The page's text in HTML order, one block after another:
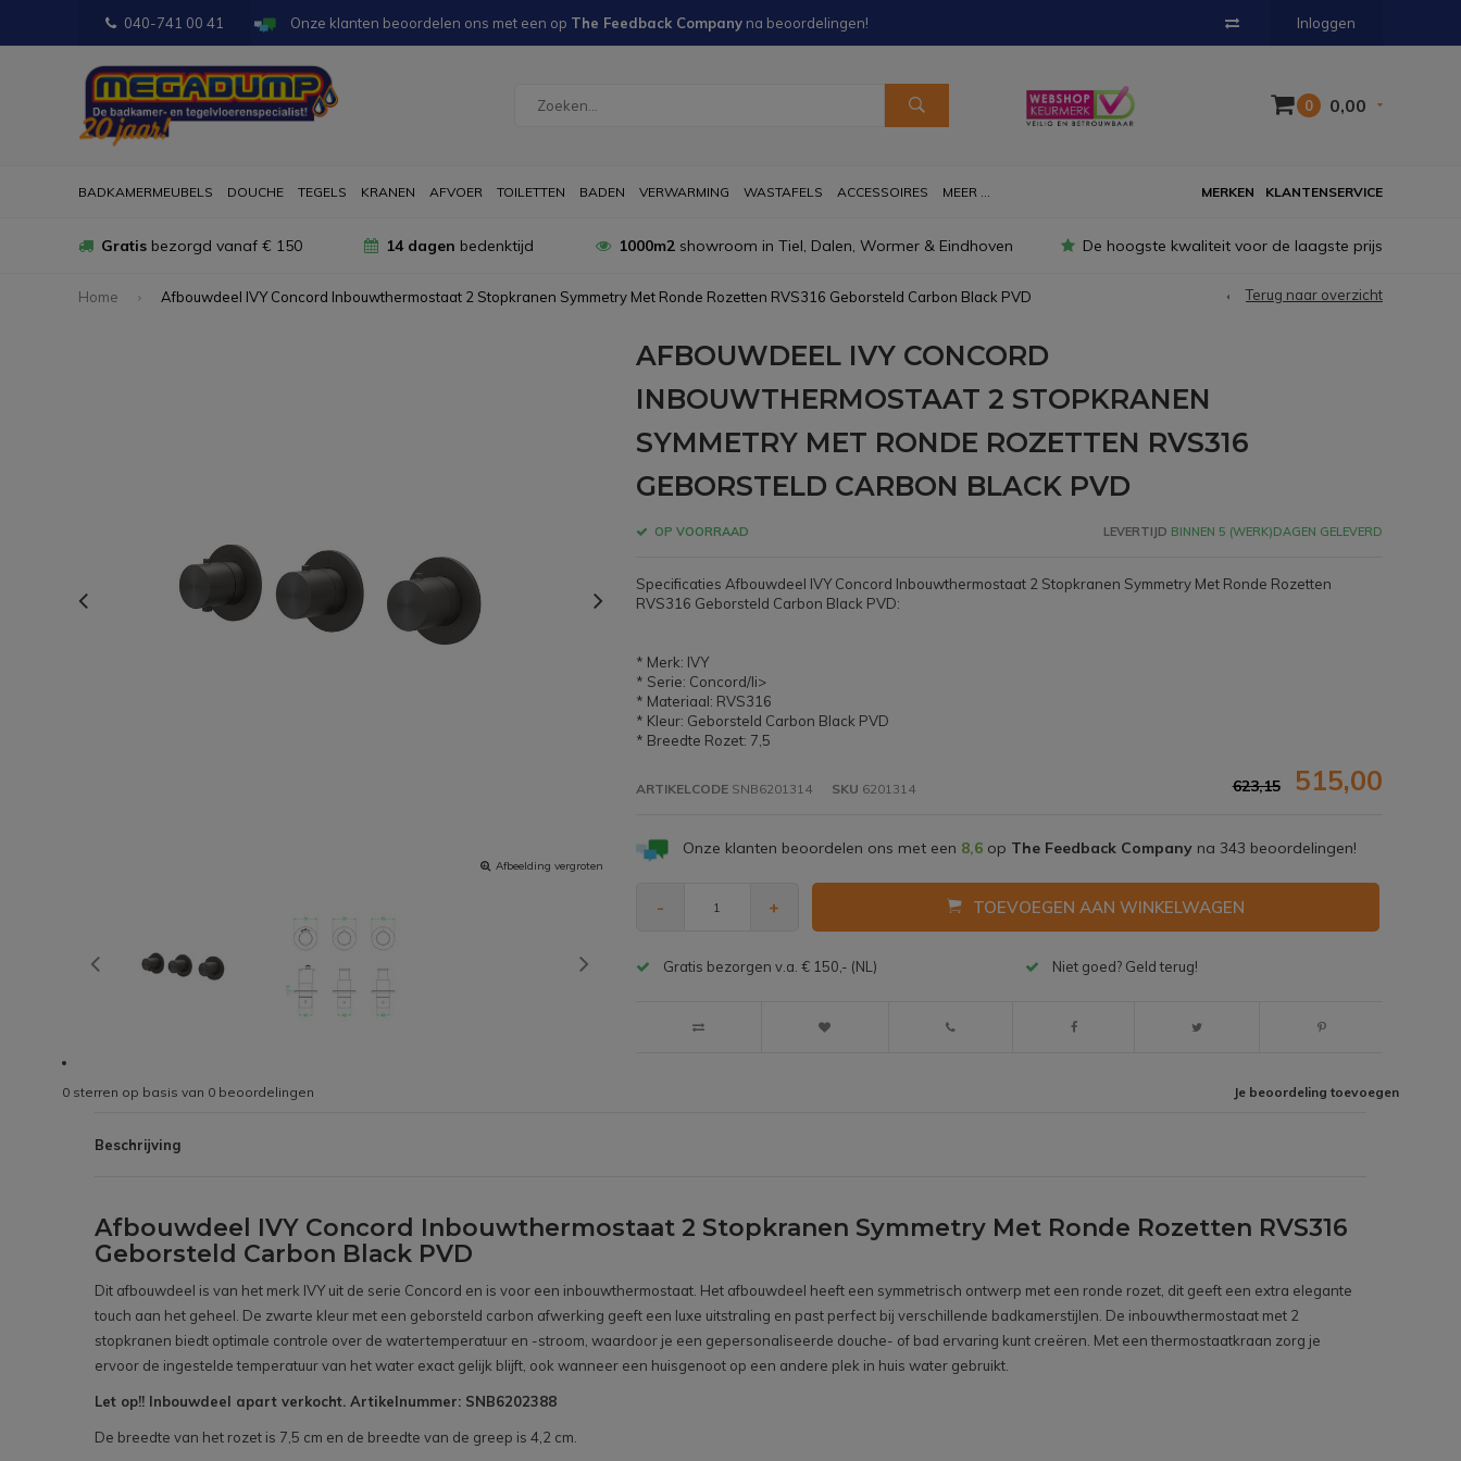
040-741 00 41 Onze klanten beoordelen ons met een op The Feedback Company na beoordelingen! Inloggen
0 0,00
BADKAMERMEUBELS DOUCHE TEGELS KRANEN AFVOER TOILETTEN BADEN VERWARMING WASTAFELS ACCESSOIRES MEER ... KLANTENSERVICE
MERKEN
Gratis bezorgd vanaf € 150 14 dagen bedenktijd 1000m2showroom in Tiel, Dalen, Wormer & Eindhoven De hoogste kwaliteit voor de laagste prijs
Home Afbouwdeel IVY Concord Inbouwthermostaat 2 Stopkranen Symmetry Met Ronde Rozetten RVS316 Geborsteld Carbon Black PVD Terug naar overzicht
Afbeelding vergroten
AFBOUWDEEL IVY CONCORD
INBOUWTHERMOSTAAT 2 STOPKRANEN
SYMMETRY MET RONDE ROZETTEN RVS316
GEBORSTELD CARBON BLACK PVD
OP VOORRAAD LEVERTIJD BINNEN 5 (WERK)DAGEN GELEVERD
Specificaties Afbouwdeel IVY Concord Inbouwthermostaat 2 Stopkranen Symmetry Met Ronde Rozetten
RVS316 Geborsteld Carbon Black PVD:
* Merk: IVY
* Serie: Concord/li>
* Materiaal: RVS316
* Kleur: Geborsteld Carbon Black PVD
* Breedte Rozet: 7,5
ARTIKELCODESNB6201314 SKU 6201314 623,15 515,00
Onze klanten beoordelen ons met een 8,6op The Feedback Companyna 343 beoordelingen!
- + TOEVOEGEN AAN WINKELWAGEN
Gratis bezorgen v.a. € 150,- (NL) Niet goed? Geld terug!
Je beoordeling toevoegen
0 sterren op basis van 0 beoordelingen
Beschrijving
Afbouwdeel IVY Concord Inbouwthermostaat 2 Stopkranen Symmetry Met Ronde Rozetten RVS316
Geborsteld Carbon Black PVD
Dit afbouwdeel is van het merk IVY uit de serie Concord en is voor een inbouwthermostaat. Het afbouwdeel heeft een symmetrisch ontwerp met een ronde rozet, dit geeft een extra elegante
touch aan het geheel. De zwarte kleur met een geborsteld carbon afwerking geeft een luxe uitstraling en past perfect bij verschillende badkamerstijlen. De inbouwthermostaat met 2
stopkranen biedt optimale controle over de watertemperatuur en -stroom, waardoor je een gepersonaliseerde douche- of bad ervaring kunt creëren. Met een thermostaatkraan zorg je
ervoor de ingestelde temperatuur van het water exact gelijk blijft, ook wanneer een huisgenoot op een andere plek in huis water gebruikt.
Let op!! Inbouwdeel apart verkocht. Artikelnummer: SNB6202388
De breedte van het rozet is 7,5 cm en de breedte van de greep is 4,2 cm.